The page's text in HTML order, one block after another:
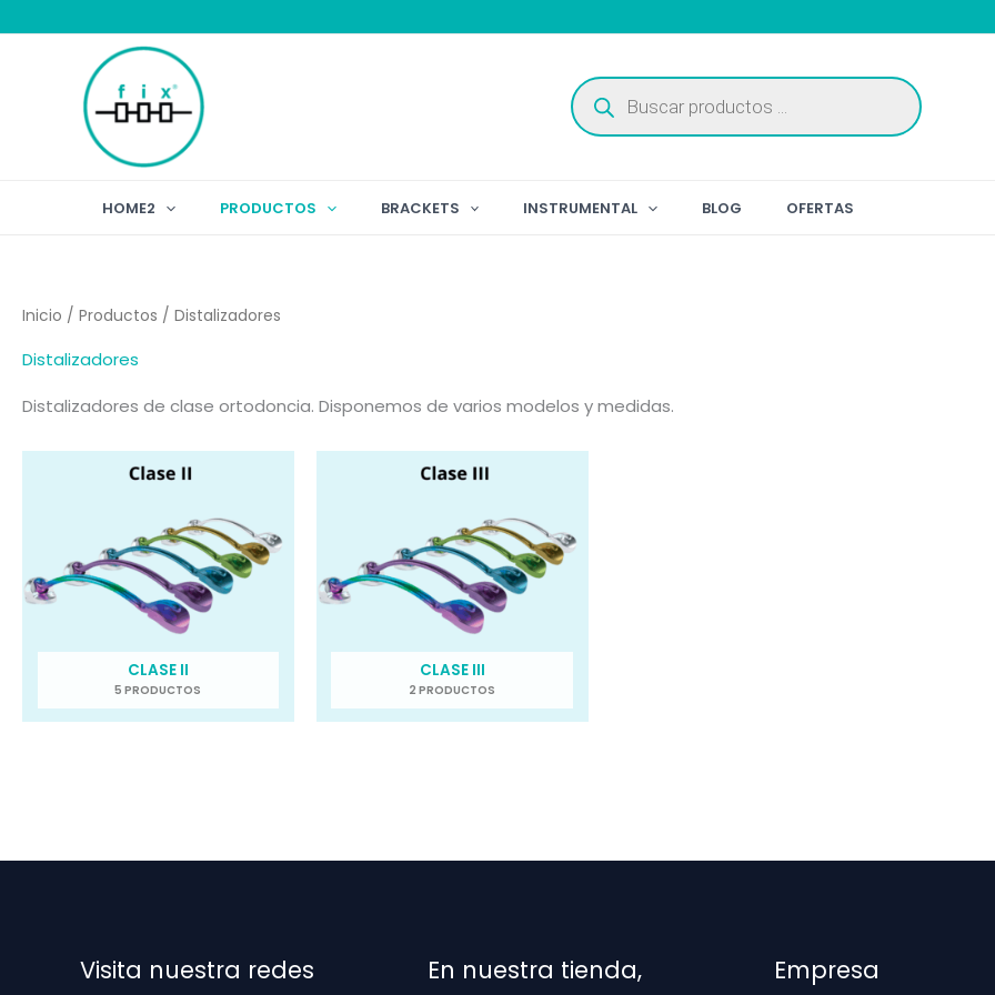
Búsqueda
de
productos
HOME2 PRODUCTOS BRACKETS INSTRUMENTAL BLOG OFERTAS
Inicio / Productos / Distalizadores
Distalizadores
Distalizadores de clase ortodoncia. Disponemos de varios modelos y medidas.
CLASE II
5 PRODUCTOS
CLASE III
2 PRODUCTOS
Visita nuestra redes En nuestra tienda, Empresa